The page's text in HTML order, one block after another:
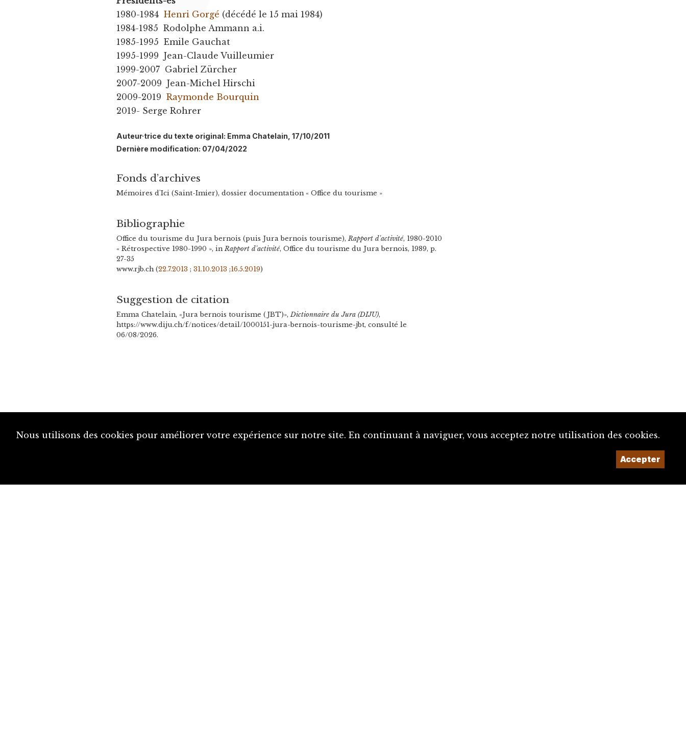
1980-1984Henri Gorgé (décédé le 15 mai 1984)
1984-1985 Rodolphe Ammann a.i.
1985-1995 Emile Gauchat
1995-1999 Jean-Claude Vuilleumier
1999-2007 Gabriel Zürcher
2007-2009 Jean-Michel Hirschi
2009-2019Raymonde Bourquin
2019- Serge Rohrer
Auteur·trice du texte original: Emma Chatelain, 17/10/2011
Dernière modification: 07/04/2022
Fonds d’archives
Mémoires d'Ici (Saint-Imier), dossier documentation « Office du tourisme »
Bibliographie
Office du tourisme du Jura bernois (puis Jura bernois tourisme),Rapport d'activité, 1980-2010
« Rétrospective 1980-1990 », inRapport d'activité, Office du tourisme du Jura bernois, 1989, p.
27-35
www.rjb.ch (22.7.2013 ;31.10.2013 ;16.5.2019)
Suggestion de citation
Emma Chatelain, «Jura bernois tourisme (JBT)»,Dictionnaire du Jura (DIJU),
https://www.diju.ch/f/notices/detail/1000151-jura-bernois-tourisme-jbt, consulté le
06/08/2026.
Nous utilisons des cookies pour améliorer votre expérience sur notre site. En continuant à naviguer, vous acceptez notre utilisation des cookies.
Accepter